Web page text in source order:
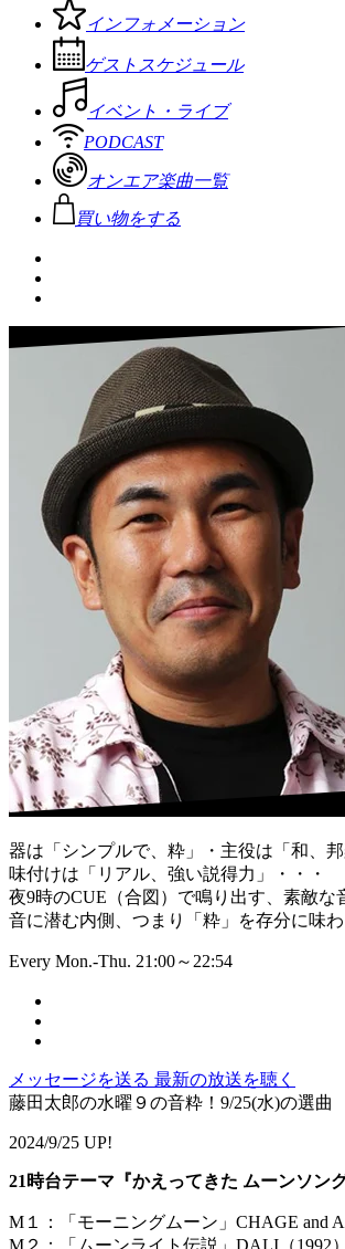
インフォメーション
ゲストスケジュール
イベント・ライブ
PODCAST
オンエア楽曲一覧
買い物をする
器は「シンプルで、粋」・主役は「和、
味付けは「リアル、強い説得力」・・・
夜9時のCUE（合図）で鳴り出す、素敵な
音に潜む内側、つまり「粋」を存分に味
Every Mon.-Thu. 21:00～22:54
メッセージを送る 最新の放送を聴く
藤田太郎の水曜９の音粋！9/25(水)の選曲
2024/9/25 UP!
21時台テーマ『かえってきた ムーンソング
M１：「モーニングムーン」CHAGE and